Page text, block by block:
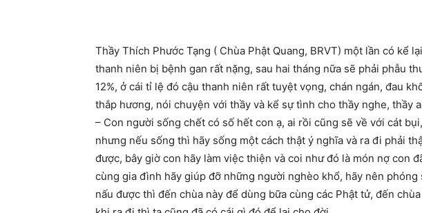
Thầy Thích Phước Tạng ( Chùa Phật Quang, BRVT) một lần có kể
thanh niên bị bệnh gan rất nặng, sau hai tháng nữa sẽ phải phẫu
12%, ở cái tỉ lệ đó cậu thanh niên rất tuyệt vọng, chán ngán, đau
thắp hương, nói chuyện với thầy và kể sự tình cho thầy nghe, thầy
– Con người sống chết có số hết con ạ, ai rồi cũng sẽ về với cát
nhưng nếu sống thì hãy sống một cách thật ý nghĩa và ra đi phải
được, bây giờ con hãy làm việc thiện và coi như đó là món nợ con
cùng gia đình hãy giúp đỡ những người nghèo khổ, hãy nên phóng
nấu được thì đến chùa này để dùng bữa cùng các Phật tử, đến